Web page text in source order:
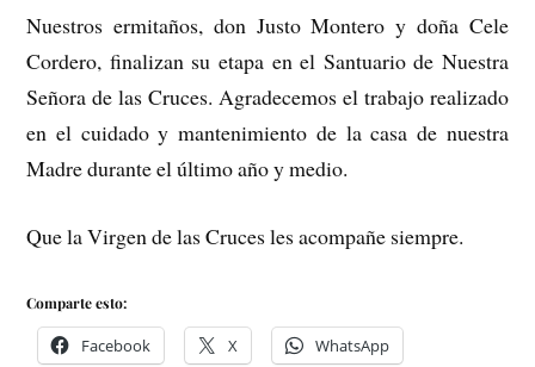
Nuestros ermitaños, don Justo Montero y doña Cele
Cordero, finalizan su etapa en el Santuario de Nuestra
Señora de las Cruces. Agradecemos el trabajo realizado
en el cuidado y mantenimiento de la casa de nuestra
Madre durante el último año y medio.
Que la Virgen de las Cruces les acompañe siempre.
Comparte esto:
Facebook X WhatsApp